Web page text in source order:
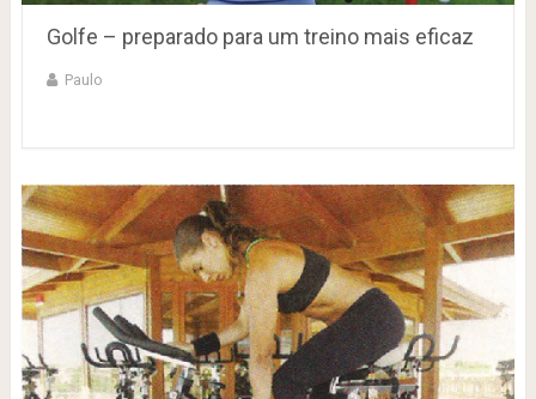
Golfe – preparado para um treino mais eficaz
Paulo